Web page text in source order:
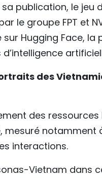
publication, le
le groupe FPT et
Hugging Face,
des
des
mesuré
interactions.
Vietnam dans